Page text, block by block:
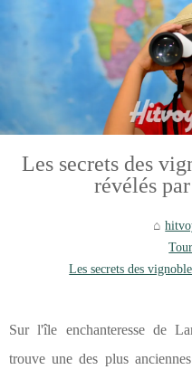
Les secrets des
révélés
Les secrets des
Sur l'île enchanteresse de
trouve une des plus